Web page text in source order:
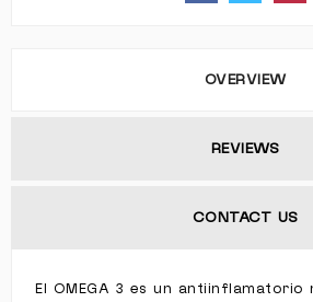
OVERVIEW
REVIEWS
CONTACT US
El OMEGA 3 es un